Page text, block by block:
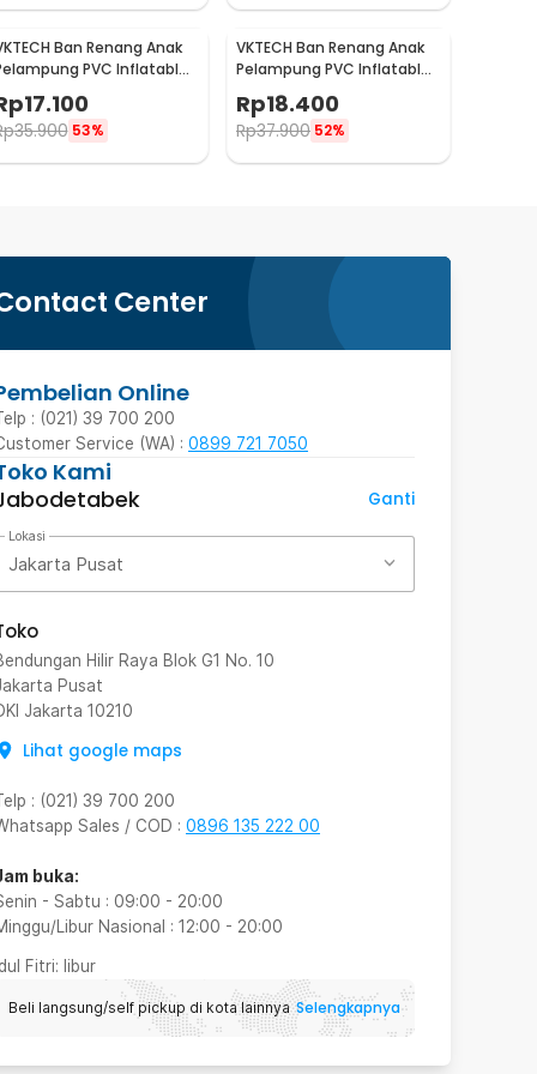
Ban Renang Anak
PVC Inflatable
Swimming Ring 80cm - V03
17.100
35.900 53%
VKTECH Ban Renang Anak
Pelampung PVC Inflatable
Swimming Ring 70cm - V03
Rp18.400
Rp37.900 52%
Center
Online
: (021) 39 700 200
Service (WA) : 0899 721 7050
Kami
Ganti
Lokasi
Jakarta Pusat
Hilir Raya Blok G1 No. 10
Pusat
Jakarta 10210
Lihat google maps
: (021) 39 700 200
Sales / COD : 0896 135 222 00
buka:
- Sabtu : 09:00 - 20:00
Libur Nasional : 12:00 - 20:00
Idul Fitri: libur
Beli langsung/self pickup di kota lainnya Selengkapnya